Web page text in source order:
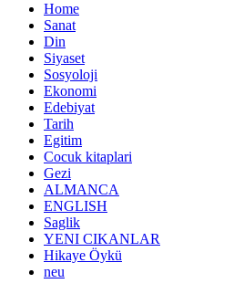
Home
Sanat
Din
Siyaset
Sosyoloji
Ekonomi
Edebiyat
Tarih
Egitim
Cocuk kitaplari
Gezi
ALMANCA
ENGLISH
Saglik
YENI CIKANLAR
Hikaye Öykü
neu